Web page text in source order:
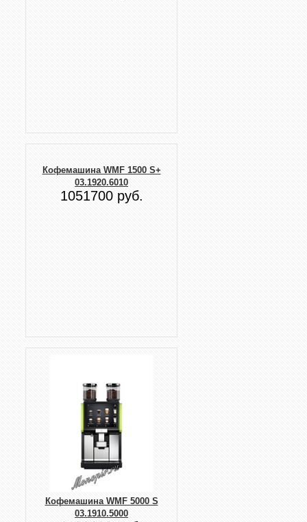
Кофемашина WMF 1500 S+
03.1920.6010
1051700 руб.
Кофемашина WMF 5000 S
03.1910.5000